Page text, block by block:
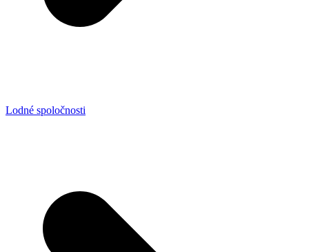
Lodné spoločnosti